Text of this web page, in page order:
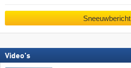
Sneeuwbericht
Video's